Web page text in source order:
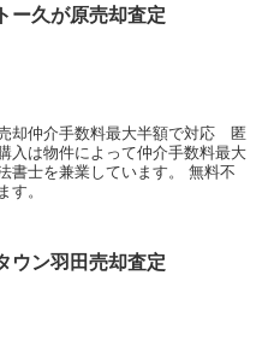
ー久が原売却査定
却仲介手数料最大半額で対応 匿
は物件によって仲介手数料最大
書士を兼業しています。 無料不
す。
ウン羽田売却査定